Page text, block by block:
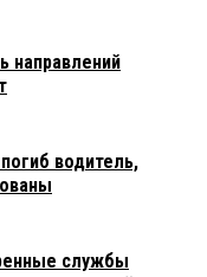
направлений
водитель,
службы